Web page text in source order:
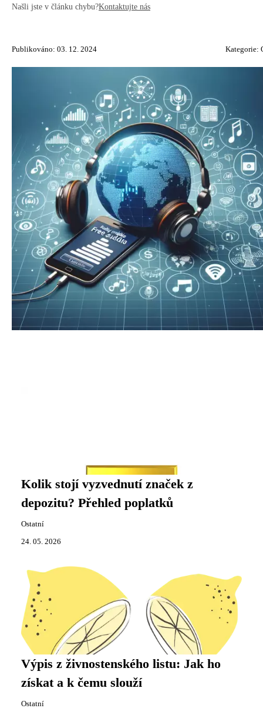
Našli jste v článku chybu?Kontaktujte nás
Publikováno: 03. 12. 2024 Kategorie:
Kolik stojí vyzvednutí značek z
depozitu? Přehled poplatků
Ostatní
24. 05. 2026
Výpis z živnostenského listu: Jak ho
získat a k čemu slouží
Ostatní